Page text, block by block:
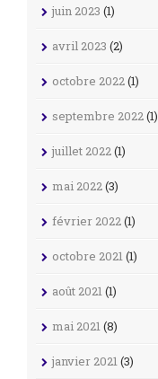
juin 2023 (1)
avril 2023 (2)
octobre 2022(1)
septembre 2022(1)
juillet 2022(1)
mai 2022(3)
février 2022(1)
octobre 2021(1)
août 2021(1)
mai 2021(8)
janvier 2021(3)